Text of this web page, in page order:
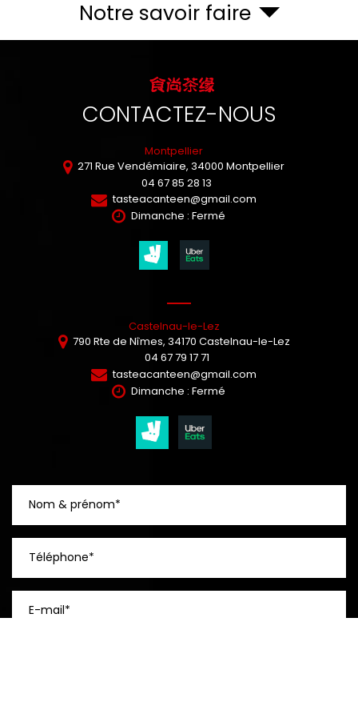
Notre savoir faire
CONTACTEZ-NOUS
Montpellier
271 Rue Vendémiaire, 34000 Montpellier
04 67 85 28 13
tasteacanteen@gmail.com
Dimanche : Fermé
Castelnau-le-Lez
790 Rte de Nîmes, 34170 Castelnau-le-Lez
04 67 79 17 71
tasteacanteen@gmail.com
Dimanche : Fermé